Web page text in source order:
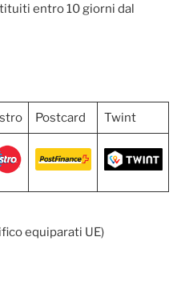
entro 10 giorni dal
Postcard Twint
equiparati UE)